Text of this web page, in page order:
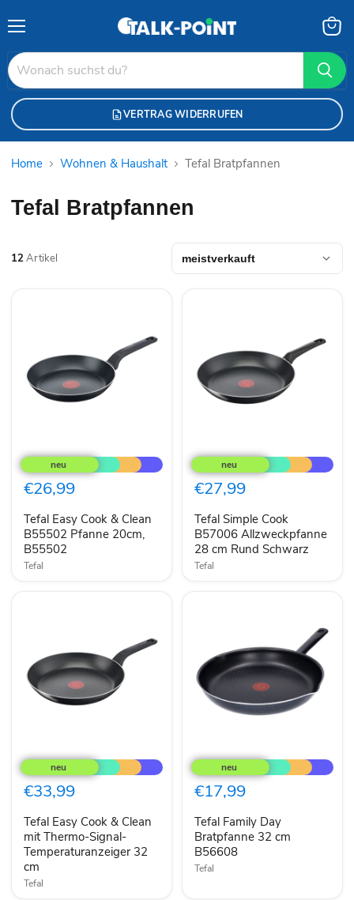
VERTRAG WIDERRUFEN
Home Wohnen & Haushalt Tefal Bratpfannen
Tefal Bratpfannen
12Artikel
Easy
Cook
&
Clean
Pfanne
20cm,
B55502
€26,99
Tefal Easy Cook & Clean
B55502 Pfanne 20cm,
B55502
Tefal
Simple
Cook
B57006
Allzweckpfanne
cm
Rund
Schwarz
€27,99
Tefal Simple Cook
B57006 Allzweckpfanne
28 cm Rund Schwarz
Tefal
Easy
Cook
&
Clean
Thermo-
Signal-
Temperaturanzeiger
32
cm
€33,99
Tefal Easy Cook & Clean
mit Thermo-Signal-
Temperaturanzeiger 32
cm
Tefal
Family
Day
Bratpfanne
32
B56608
€17,99
Tefal Family Day
Bratpfanne 32 cm
B56608
Tefal